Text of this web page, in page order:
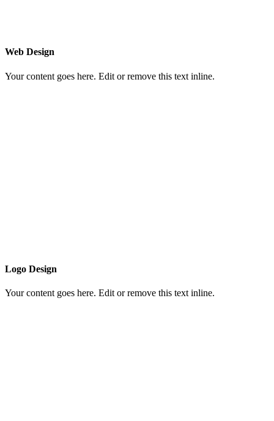
Web Design
Your content goes here. Edit or remove this text inline.
Logo Design
Your content goes here. Edit or remove this text inline.